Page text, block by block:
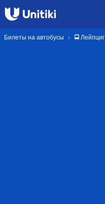
Билеты на автобусы 🚍 Лейпциг